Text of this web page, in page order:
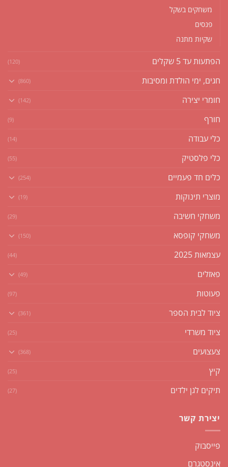
משחקים בשקל
פנסים
שקיות מתנה
הפתעות עד 5 שקלים (120)
חגים, ימי הולדת ומסיבות (860)
חומרי יצירה (142)
חורף (9)
כלי עבודה (14)
כלי פלסטיק (55)
כלים חד פעמיים (254)
מוצרי תינוקות (19)
משחקי חשיבה (29)
משחקי קופסא (150)
עצמאות 2025 (44)
פאזלים (49)
פעוטות (97)
ציוד לבית הספר (361)
ציוד משרדי (25)
צעצועים (368)
קיץ (25)
תיקים לגן ילדים (27)
יצירת קשר
פייסבוק
אינסטגרם